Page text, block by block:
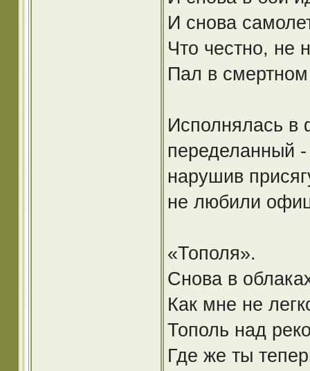
И снова
Что честно, не
Пал в
Исполнялась
переделанный
нарушив
не любили
«Тополя».
Снова в
Как мне не
Тополь над
Где же ты